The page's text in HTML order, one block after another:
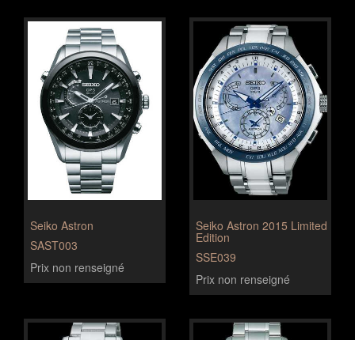
Seiko Astron
SAST003
Prix non renseigné
Seiko Astron 2015 Limited
Edition
SSE039
Prix non renseigné